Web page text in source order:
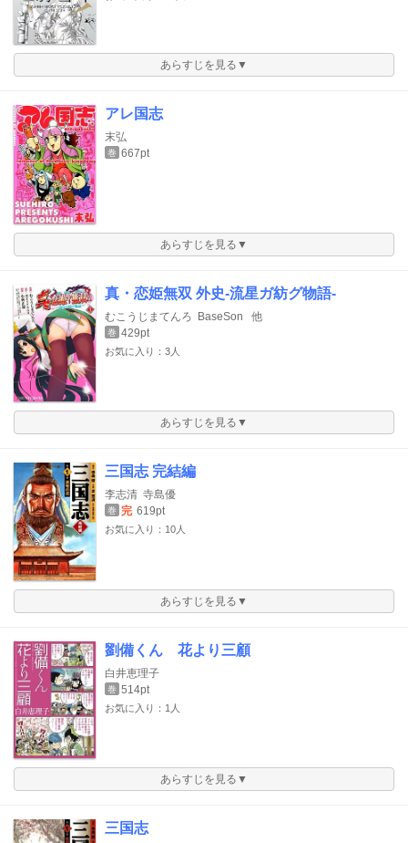
あらすじを見る▼
アレ国志
末弘
巻 667pt
あらすじを見る▼
真・恋姫無双 外史-流星ガ紡グ物語-
むこうじまてんろ BaseSon 他
巻 429pt
お気に入り：3人
あらすじを見る▼
三国志 完結編
李志清 寺島優
巻 完 619pt
お気に入り：10人
あらすじを見る▼
劉備くん 花より三顧
白井恵理子
巻 514pt
お気に入り：1人
あらすじを見る▼
三国志